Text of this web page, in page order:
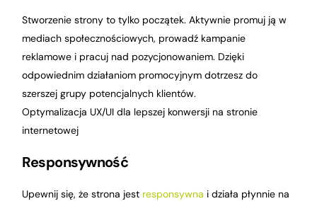
Stworzenie strony to tylko początek. Aktywnie promuj ją w
mediach społecznościowych, prowadź kampanie
reklamowe i pracuj nad pozycjonowaniem. Dzięki
odpowiednim działaniom promocyjnym dotrzesz do
szerszej grupy potencjalnych klientów.
Optymalizacja UX/UI dla lepszej konwersji na stronie
internetowej
Responsywność
Upewnij się, że strona jest responsywna i działa płynnie na